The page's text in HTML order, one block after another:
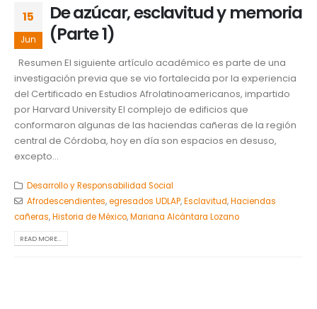
15
Jun
De azúcar, esclavitud y memoria
(Parte 1)
Resumen El siguiente artículo académico es parte de una
investigación previa que se vio fortalecida por la experiencia
del Certificado en Estudios Afrolatinoamericanos, impartido
por Harvard University El complejo de edificios que
conformaron algunas de las haciendas cañeras de la región
central de Córdoba, hoy en día son espacios en desuso,
excepto...
Desarrollo y Responsabilidad Social
Afrodescendientes,egresados UDLAP,Esclavitud,Haciendas
cañeras,Historia de México,Mariana Alcántara Lozano
READ MORE...